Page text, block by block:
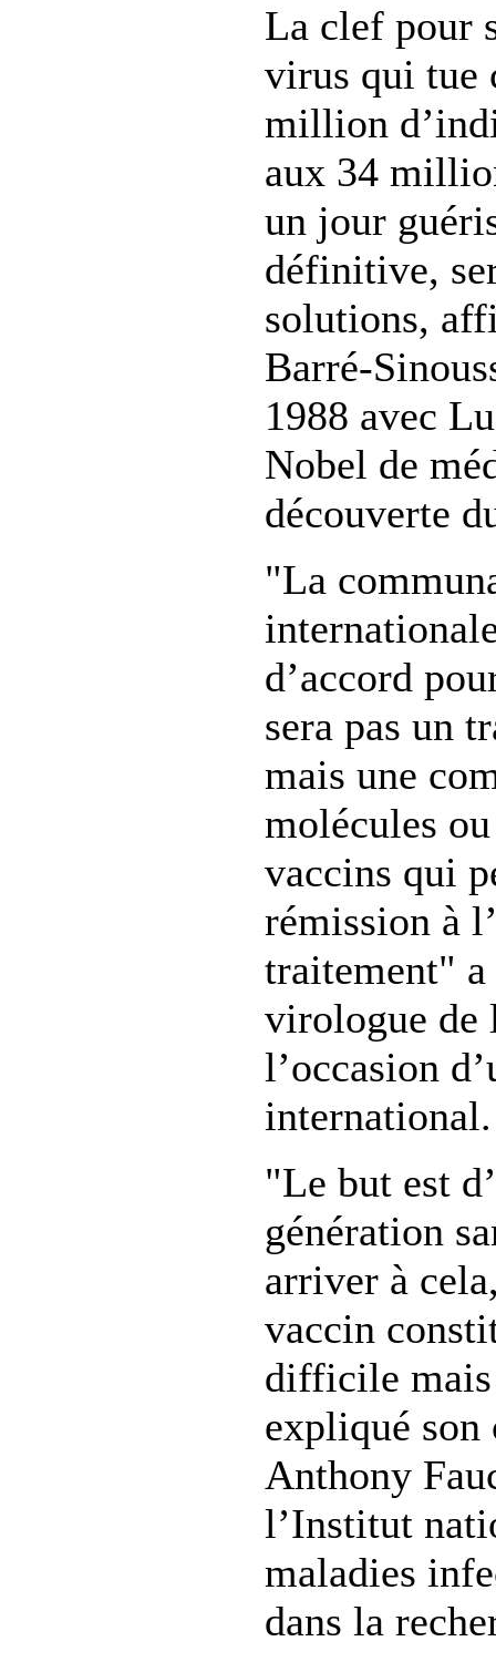
La clef pour
virus qui tue
million
aux 34
un jour
définitive,
solutions,
Barré-
1988 avec
Nobel de
découverte
"La
d’accord
sera pas un
mais une
molécules
vaccins qui
rémission à
traitement"
virologue de
l’occasion
international.
"Le but est
génération
arriver à
vaccin
difficile
expliqué
Anthony
l’Institut
maladies
dans la